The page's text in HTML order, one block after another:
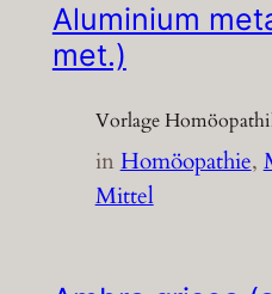
Aluminium
met.)
Vorlage
inHomöopathie,
Mittel